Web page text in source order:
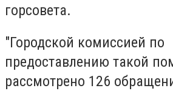
горсовета.
"Городской комиссией по
предоставлению такой
рассмотрено 126